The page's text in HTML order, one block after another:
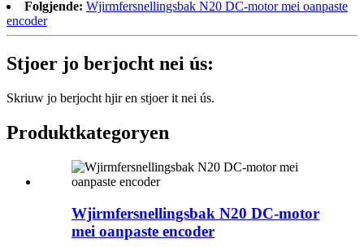
Folgjende: Wjirmfersnellingsbak N20 DC-motor mei oanpaste
encoder
Stjoer jo berjocht nei ús:
Skriuw jo berjocht hjir en stjoer it nei ús.
Produktkategoryen
Wjirmfersnellingsbak N20 DC-motor
mei oanpaste encoder